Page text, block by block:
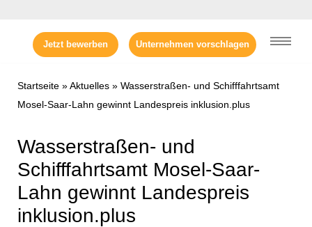
Inhalt
Jetzt bewerben Unternehmen vorschlagen
Startseite »Aktuelles » Wasserstraßen- und Schifffahrtsamt
Mosel-Saar-Lahn gewinnt Landespreis inklusion.plus
Wasserstraßen- und
Schifffahrtsamt Mosel-Saar-
Lahn gewinnt Landespreis
inklusion.plus